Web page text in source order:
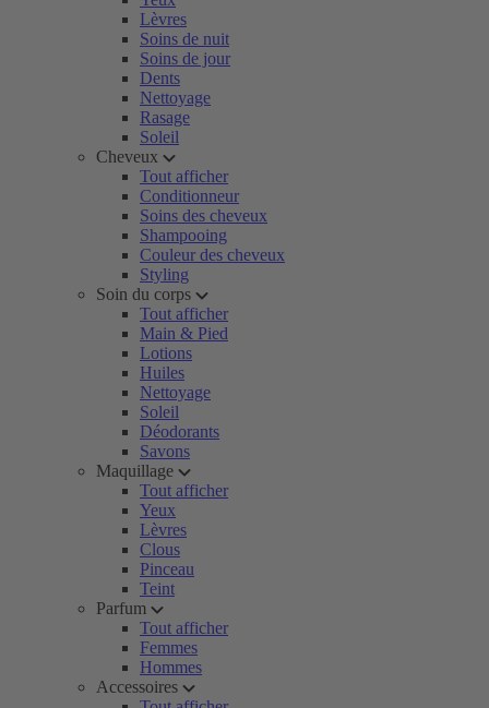
Lèvres
Soins de nuit
Soins de jour
Dents
Nettoyage
Rasage
Soleil
Cheveux
Tout afficher
Conditionneur
Soins des cheveux
Shampooing
Couleur des cheveux
Styling
Soin du corps
Tout afficher
Main & Pied
Lotions
Huiles
Nettoyage
Soleil
Déodorants
Savons
Maquillage
Tout afficher
Yeux
Lèvres
Clous
Pinceau
Teint
Parfum
Tout afficher
Femmes
Hommes
Accessoires